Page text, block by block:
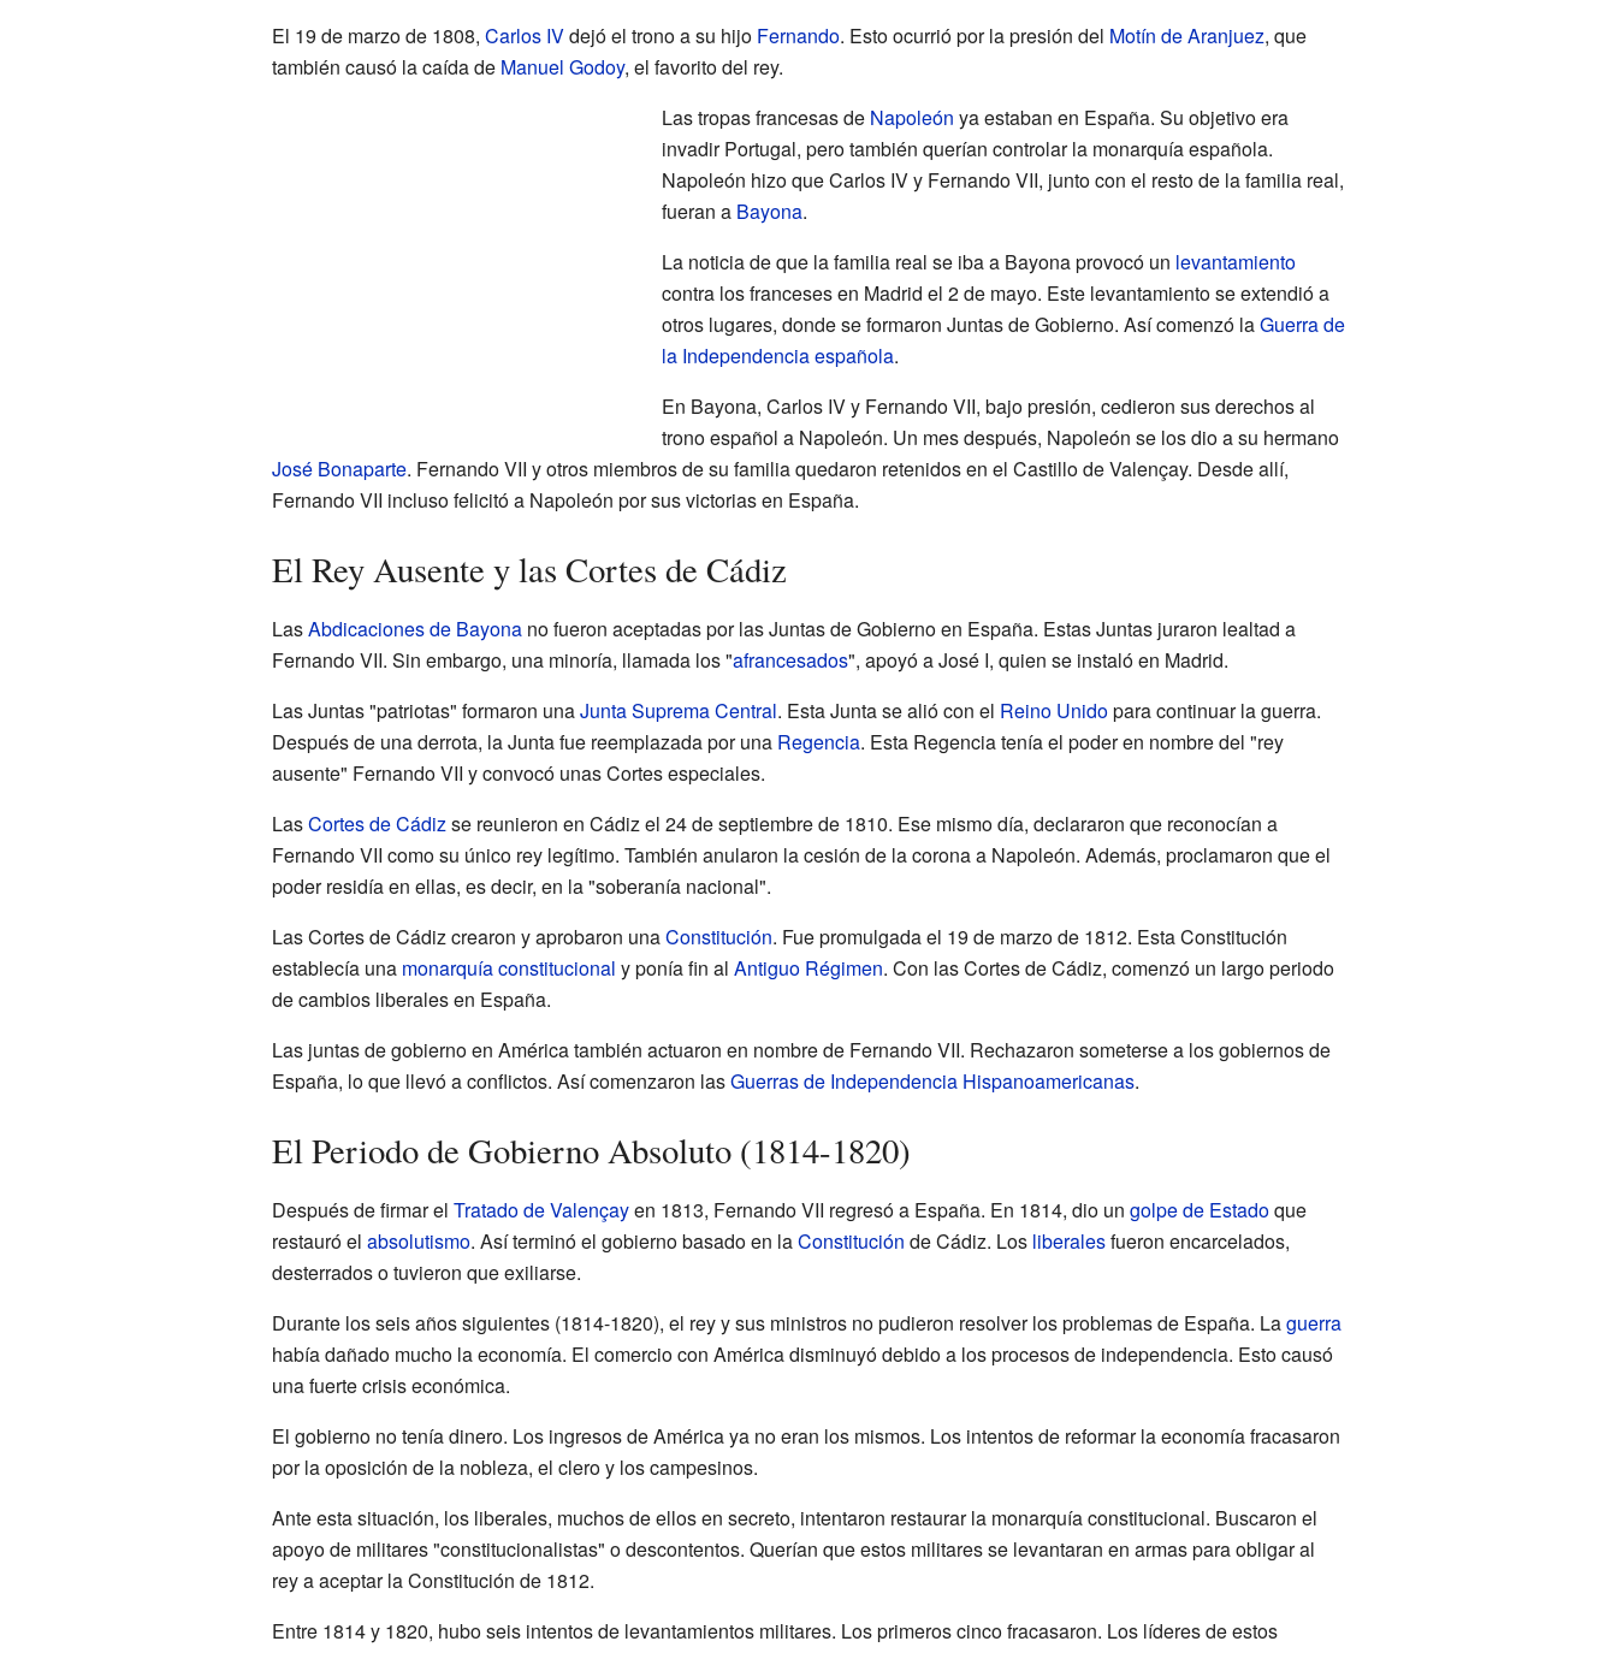
El 19 de marzo de 1808, Carlos IVdejó el trono a su hijo Fernando. Esto ocurrió por la presión del Motín de Aranjuez, que
también causó la caída de Manuel Godoy, el favorito del rey.
Las tropas francesas de Napoleón ya estaban en España. Su objetivo era
invadir Portugal, pero también querían controlar la monarquía española.
Napoleón hizo que Carlos IV y Fernando VII, junto con el resto de la familia real,
fueran a Bayona.
La noticia de que la familia real se iba a Bayona provocó un levantamiento
contra los franceses en Madrid el 2 de mayo. Este levantamiento se extendió a
otros lugares, donde se formaron Juntas de Gobierno. Así comenzó laGuerra de
la Independencia española.
En Bayona, Carlos IV y Fernando VII, bajo presión, cedieron sus derechos al
trono español a Napoleón. Un mes después, Napoleón se los dio a su hermano
José Bonaparte. Fernando VII y otros miembros de su familia quedaron retenidos en el Castillo de Valençay. Desde allí,
Fernando VII incluso felicitó a Napoleón por sus victorias en España.
El Rey Ausente y las Cortes de Cádiz
LasAbdicaciones de Bayonano fueron aceptadas por las Juntas de Gobierno en España. Estas Juntas juraron lealtad a
Fernando VII. Sin embargo, una minoría, llamada los "afrancesados", apoyó a José I, quien se instaló en Madrid.
Las Juntas "patriotas" formaron unaJunta Suprema Central. Esta Junta se alió con el Reino Unidopara continuar la guerra.
Después de una derrota, la Junta fue reemplazada por una Regencia. Esta Regencia tenía el poder en nombre del "rey
ausente" Fernando VII y convocó unas Cortes especiales.
LasCortes de Cádizse reunieron en Cádiz el 24 de septiembre de 1810. Ese mismo día, declararon que reconocían a
Fernando VII como su único rey legítimo. También anularon la cesión de la corona a Napoleón. Además, proclamaron que el
poder residía en ellas, es decir, en la "soberanía nacional".
Las Cortes de Cádiz crearon y aprobaron unaConstitución. Fue promulgada el 19 de marzo de 1812. Esta Constitución
establecía una monarquía constitucional y ponía fin al Antiguo Régimen. Con las Cortes de Cádiz, comenzó un largo periodo
de cambios liberales en España.
Las juntas de gobierno en América también actuaron en nombre de Fernando VII. Rechazaron someterse a los gobiernos de
España, lo que llevó a conflictos. Así comenzaron lasGuerras de Independencia Hispanoamericanas.
El Periodo de Gobierno Absoluto (1814-1820)
Después de firmar el Tratado de Valençayen 1813, Fernando VII regresó a España. En 1814, dio un golpe de Estadoque
restauró el absolutismo. Así terminó el gobierno basado en laConstitución de Cádiz. Los liberalesfueron encarcelados,
desterrados o tuvieron que exiliarse.
Durante los seis años siguientes (1814-1820), el rey y sus ministros no pudieron resolver los problemas de España. Laguerra
había dañado mucho la economía. El comercio con América disminuyó debido a los procesos de independencia. Esto causó
una fuerte crisis económica.
El gobierno no tenía dinero. Los ingresos de América ya no eran los mismos. Los intentos de reformar la economía fracasaron
por la oposición de la nobleza, el clero y los campesinos.
Ante esta situación, los liberales, muchos de ellos en secreto, intentaron restaurar la monarquía constitucional. Buscaron el
apoyo de militares "constitucionalistas" o descontentos. Querían que estos militares se levantaran en armas para obligar al
rey a aceptar la Constitución de 1812.
Entre 1814 y 1820, hubo seis intentos de levantamientos militares. Los primeros cinco fracasaron. Los líderes de estos